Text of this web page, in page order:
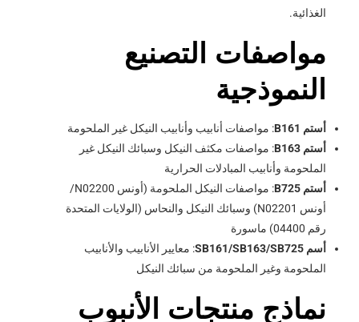
الغذائية.
مواصفات التصنيع
النموذجية
أستم B161
: مواصفات أنابيب وأنابيب النيكل غير الملحومة
أستم B163
: مواصفات مكثف النيكل وسبائك النيكل غير
الملحومة وأنابيب المبادلات الحرارية
أستم B725
: مواصفات النيكل الملحومة (أونس N02200/
أونس N02201) وسبائك النيكل والنحاس (الولايات المتحدة
رقم 04400) ماسورة
أسم SB161/SB163/SB725
: معايير الأنابيب والأنابيب
الملحومة وغير الملحومة من سبائك النيكل
نماذج منتجات الأنبوب